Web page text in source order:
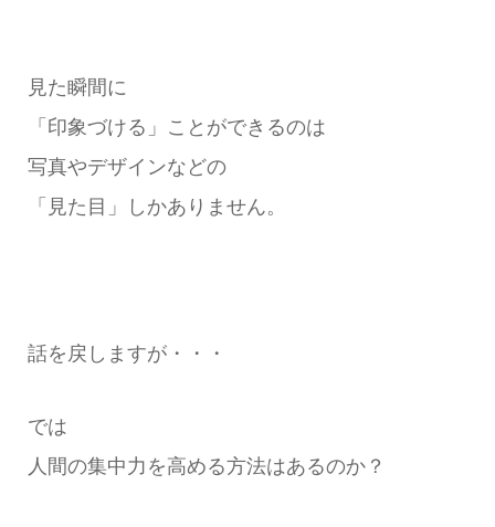
見た瞬間に
「印象づける」ことができるのは
写真やデザインなどの
「見た目」しかありません。
話を戻しますが・・・
では
人間の集中力を高める方法はあるのか？